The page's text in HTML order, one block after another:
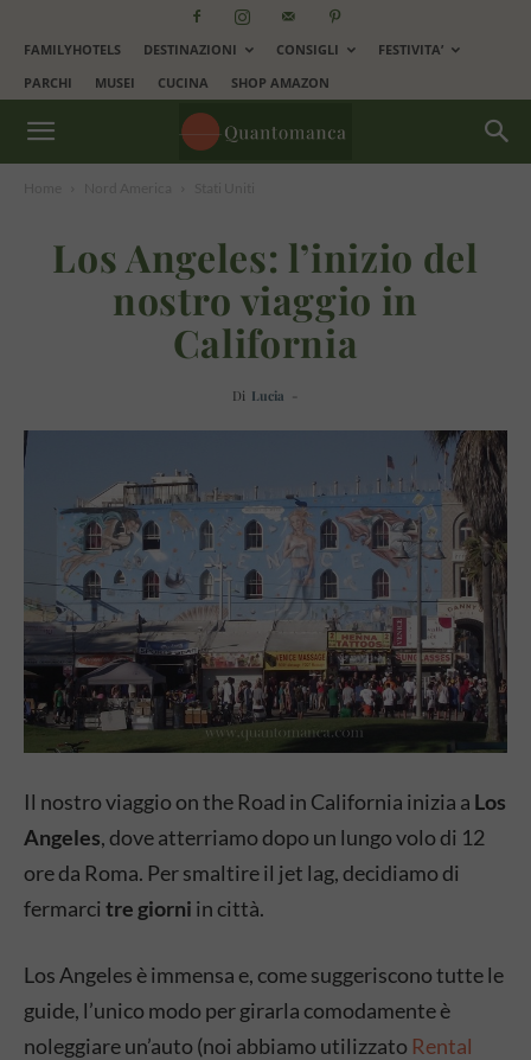
FAMILYHOTELS DESTINAZIONI CONSIGLI
FESTIVITA’
PARCHI
MUSEI CUCINA SHOP AMAZON
Los Angeles: l’inizio del
nostro viaggio in
California
Di Lucia -
Il nostro viaggio on the Road in California inizia a Los
Angeles, dove atterriamo dopo un lungo volo di 12
ore da Roma. Per smaltire il jet lag, decidiamo di
fermarci tre giorni in città.
Los Angeles è immensa e, come suggeriscono tutte le
guide, l’unico modo per girarla comodamente è
noleggiare un’auto (noi abbiamo utilizzato Rental